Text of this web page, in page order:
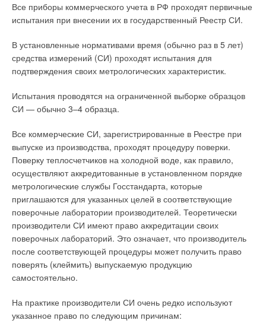
Все приборы коммерческого учета в РФ проходят первичные
испытания при внесении их в государственный Реестр СИ.
В установленные нормативами время (обычно раз в 5 лет)
средства измерений (СИ) проходят испытания для
подтверждения своих метрологических характеристик.
Испытания проводятся на ограниченной выборке образцов
СИ — обычно 3–4 образца.
Все коммерческие СИ, зарегистрированные в Реестре при
выпуске из производства, проходят процедуру поверки.
Поверку теплосчетчиков на холодной воде, как правило,
осуществляют аккредитованные в установленном порядке
метрологические службы Госстандарта, которые
приглашаются для указанных целей в соответствующие
поверочные лаборатории производителей. Теоретически
производители СИ имеют право аккредитации своих
поверочных лабораторий. Это означает, что производитель
после соответствующей процедуры может получить право
поверять (клеймить) выпускаемую продукцию
самостоятельно.
На практике производители СИ очень редко используют
указанное право по следующим причинам: